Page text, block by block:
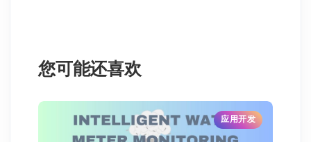
您可能还喜欢
应用开发